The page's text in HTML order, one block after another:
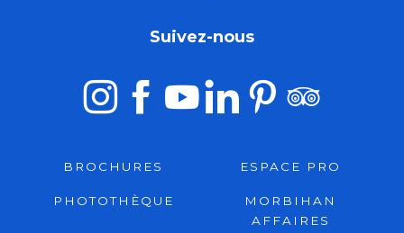
Suivez-nous
BROCHURES ESPACE PRO
PHOTOTHÈQUE
MORBIHAN
AFFAIRES